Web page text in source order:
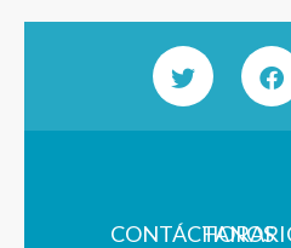
CONTÁCTANOS